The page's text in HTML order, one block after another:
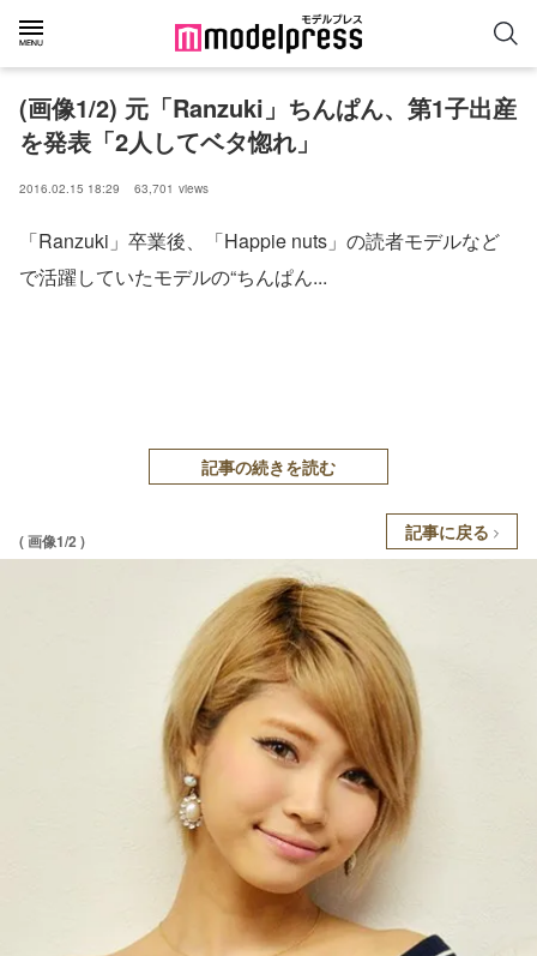
(画像1/2) 元「Ranzuki」ちんぱん、第1子出産
を発表「2人してベタ惚れ」
2016.02.15 18:29 63,701 views
「Ranzuki」卒業後、「Happie nuts」の読者モデルなど
で活躍していたモデルの“ちんぱん...
記事の続きを読む
( 画像1/2 ) 記事に戻る